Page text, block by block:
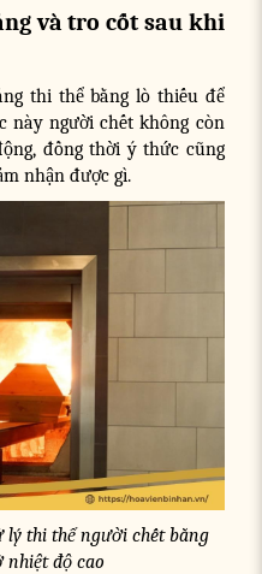
và tro cốt sau khi
thi thể bằng lò thiếu để
này người chết không còn
đồng thời ý thức cũng
nhận được gì.
lý thi thể người chết bằng
nhiệt độ cao